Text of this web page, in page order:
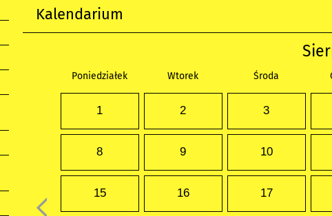
Kalendarium
Poniedziałek Wtorek Środa
1 2 3
8 9 10
15 16 17